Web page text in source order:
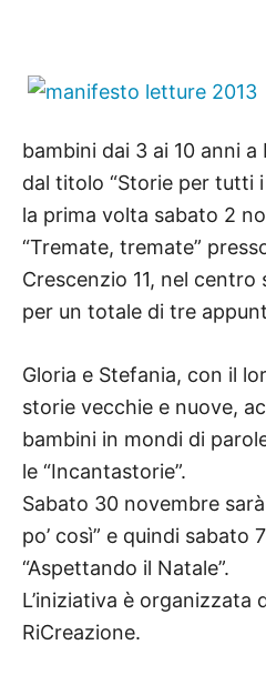
bambini dai 3 ai 10 anni a
dal titolo “Storie per tutti
la prima volta sabato 2
“Tremate, tremate”
Crescenzio 11, nel
per un totale di tre
Gloria e Stefania, con il
storie vecchie e nuove,
bambini in mondi di
le “Incantastorie”.
Sabato 30 novembre
po’ così” e quindi sabato
“Aspettando il Natale”.
L’iniziativa è organizzata
RiCreazione.